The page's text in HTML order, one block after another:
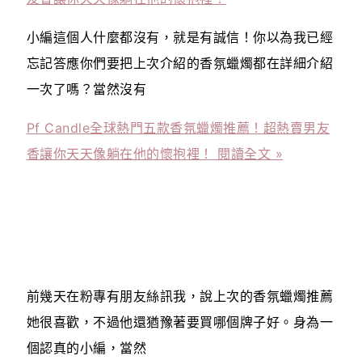
小編這個人什麼都沒有，就是有誠信！你以為我已經
忘記答應你們要把上次介紹的香氛蠟燭都在詳細介紹
一次了嗎？當然沒有
Pf Candle全球熱門五款香氛蠟燭推薦！超熱賣男友
香讓你天天像躺在他的懷抱裡！
閱讀全文 »
前幾天在粉專有朋友絲訊我，說上次的香氛蠟燭推薦
她很喜歡，不過他還猶豫著要買哪個牌子好。身為一
個認真的小編，當然